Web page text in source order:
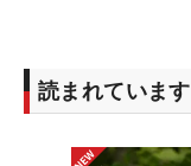
読まれています